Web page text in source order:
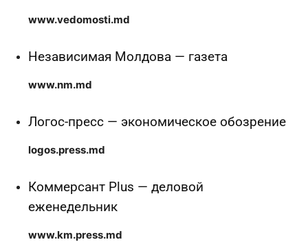
www.vedomosti.md
Независимая Молдова — газета
www.nm.md
Логос-пресс — экономическое обозрение
logos.press.md
Коммерсант Plus — деловой
еженедельник
www.km.press.md